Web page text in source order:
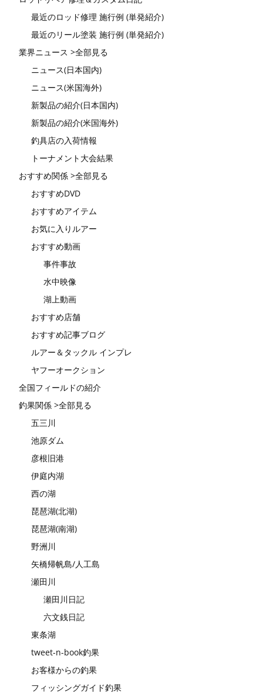
最近のロッド修理 施行例 (単発紹介)
最近のリール塗装 施行例 (単発紹介)
業界ニュース >全部見る
ニュース(日本国内)
ニュース(米国海外)
新製品の紹介(日本国内)
新製品の紹介(米国海外)
釣具店の入荷情報
トーナメント大会結果
おすすめ関係 >全部見る
おすすめDVD
おすすめアイテム
お気に入りルアー
おすすめ動画
事件事故
水中映像
湖上動画
おすすめ店舗
おすすめ記事ブログ
ルアー＆タックル インプレ
ヤフーオークション
全国フィールドの紹介
釣果関係 >全部見る
五三川
池原ダム
彦根旧港
伊庭内湖
西の湖
琵琶湖(北湖)
琵琶湖(南湖)
野洲川
矢橋帰帆島/人工島
瀬田川
瀬田川日記
六文銭日記
東条湖
tweet-n-book釣果
お客様からの釣果
フィッシングガイド釣果